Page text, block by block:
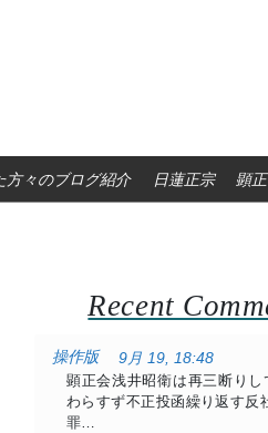
方々のブログ紹介 日蓮正宗 顕
Recent
操作版
9月 19, 18:48
顕正会浅井昭衛は再三断りし
わらすず不正投函繰り返す反
罪…